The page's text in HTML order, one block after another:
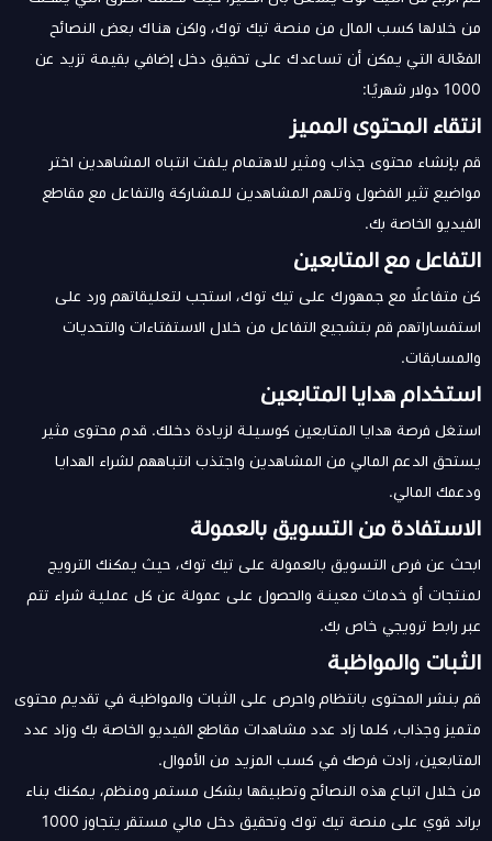
من خلالها كسب المال من منصة تيك توك، ولكن هناك بعض النصائح
الفعّالة التي يمكن أن تساعدك على تحقيق دخل إضافي بقيمة تزيد عن
1000 دولار شهريًا:
انتقاء المحتوى المميز
قم بإنشاء محتوى جذاب ومثير للاهتمام يلفت انتباه المشاهدين اختر
مواضيع تثير الفضول وتلهم المشاهدين للمشاركة والتفاعل مع مقاطع
الفيديو الخاصة بك.
التفاعل مع المتابعين
كن متفاعلًا مع جمهورك على تيك توك، استجب لتعليقاتهم ورد على
استفساراتهم قم بتشجيع التفاعل من خلال الاستفتاءات والتحديات
والمسابقات.
استخدام هدايا المتابعين
استغل فرصة هدايا المتابعين كوسيلة لزيادة دخلك. قدم محتوى مثير
يستحق الدعم المالي من المشاهدين واجتذب انتباههم لشراء الهدايا
ودعمك المالي.
الاستفادة من التسويق بالعمولة
ابحث عن فرص التسويق بالعمولة على تيك توك، حيث يمكنك الترويج
لمنتجات أو خدمات معينة والحصول على عمولة عن كل عملية شراء تتم
عبر رابط ترويجي خاص بك.
الثبات والمواظبة
قم بنشر المحتوى بانتظام واحرص على الثبات والمواظبة في تقديم محتوى
متميز وجذاب، كلما زاد عدد مشاهدات مقاطع الفيديو الخاصة بك وزاد عدد
المتابعين، زادت فرصك في كسب المزيد من الأموال.
من خلال اتباع هذه النصائح وتطبيقها بشكل مستمر ومنظم، يمكنك بناء
براند قوي على منصة تيك توك وتحقيق دخل مالي مستقر يتجاوز 1000